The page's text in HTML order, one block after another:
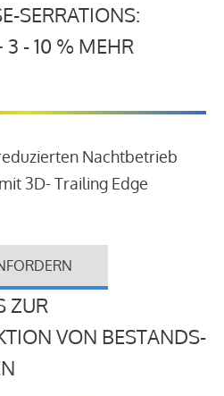
SERRATIONS:
- 10 % MEHR
Nachtbetrieb
3D- Trailing Edge
ZUR
VON BESTANDS-